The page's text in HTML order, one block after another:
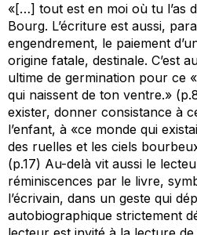
«[…] tout est en moi où tu l’as
Bourg. L’écriture est aussi,
engendrement, le paiement
origine fatale, destinale. C’est
ultime de germination pour ce
qui naissent de ton ventre.»
exister, donner consistance à
l’enfant, à «ce monde qui
des ruelles et les ciels
(p.17) Au-delà vit aussi le
réminiscences par le livre,
l’écrivain, dans un geste qui
autobiographique strictement